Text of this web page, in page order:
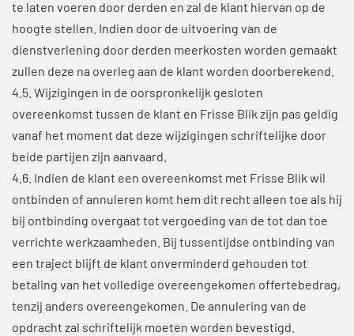
te laten voeren door derden en zal de klant hiervan op de
hoogte stellen. Indien door de uitvoering van de
dienstverlening door derden meerkosten worden gemaakt
zullen deze na overleg aan de klant worden doorberekend.
4.5. Wijzigingen in de oorspronkelijk gesloten
overeenkomst tussen de klant en Frisse Blik zijn pas geldig
vanaf het moment dat deze wijzigingen schriftelijke door
beide partijen zijn aanvaard.
4.6. Indien de klant een overeenkomst met Frisse Blik wil
ontbinden of annuleren komt hem dit recht alleen toe als hij
bij ontbinding overgaat tot vergoeding van de tot dan toe
verrichte werkzaamheden. Bij tussentijdse ontbinding van
een traject blijft de klant onverminderd gehouden tot
betaling van het volledige overeengekomen offertebedrag,
tenzij anders overeengekomen. De annulering van de
opdracht zal schriftelijk moeten worden bevestigd.